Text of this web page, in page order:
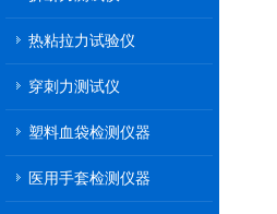
热粘拉力试验仪
穿刺力测试仪
塑料血袋检测仪器
医用手套检测仪器